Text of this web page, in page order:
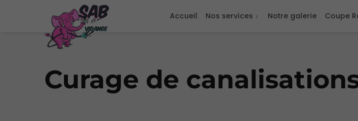
Accueil Nos services Notre galerie Coupe
Curage de